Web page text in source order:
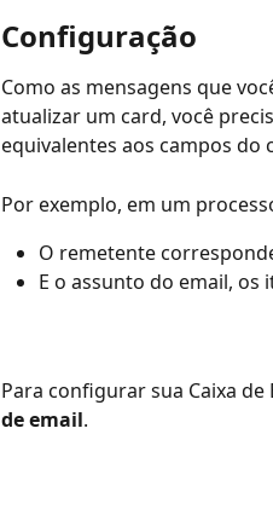
Configuração
Como as mensagens que
atualizar um card, você
equivalentes aos campos do
Por exemplo, em um
O remetente
E o assunto do email, os
Para configurar sua Caixa
de email.